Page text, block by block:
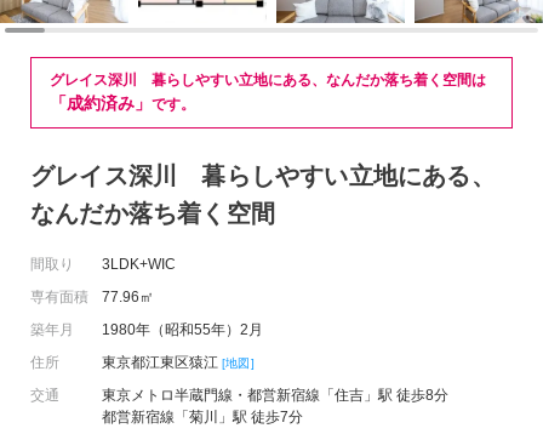
グレイス深川 暮らしやすい立地にある、なんだか落ち着く空間は
「成約済み」 です。
グレイス深川 暮らしやすい立地にある、
なんだか落ち着く空間
間取り
3LDK+WIC
専有面積
77.96㎡
築年月
1980年（昭和55年）2月
住所
東京都江東区猿江 [地図]
交通
東京メトロ半蔵門線・都営新宿線「住吉」駅 徒歩8分
都営新宿線「菊川」駅 徒歩7分